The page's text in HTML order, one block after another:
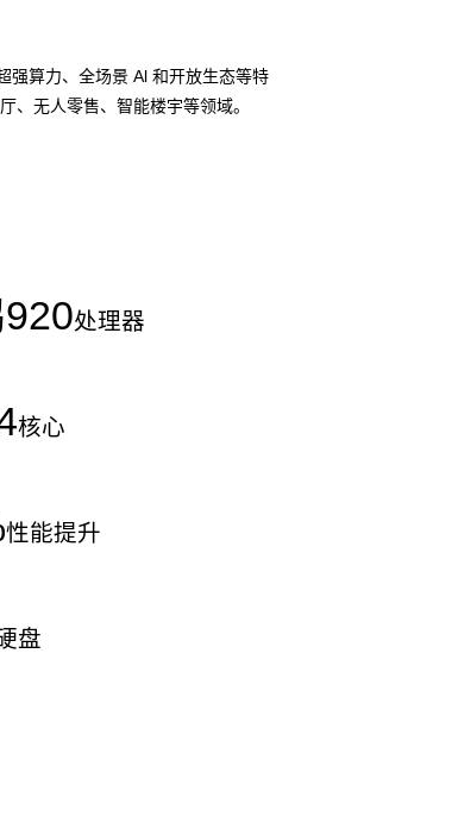
强算力、全场景 Al 和开放生态等特
、无人零售、智能楼宇等领域。
920处理器
核心
性能提升
盘